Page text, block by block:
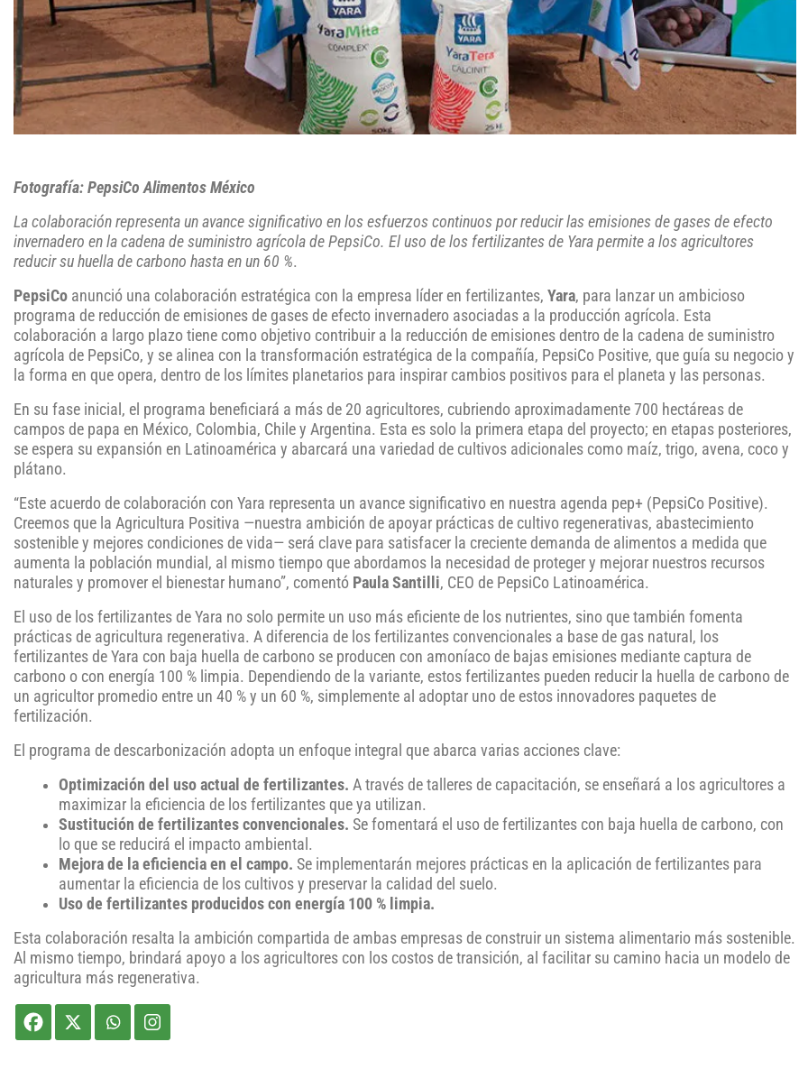
Fotografía: PepsiCo Alimentos México
La colaboración representa un avance significativo en los esfuerzos continuos por reducir las emisiones de gases de efecto
invernadero en la cadena de suministro agrícola de PepsiCo. El uso de los fertilizantes de Yara permite a los agricultores
reducir su huella de carbono hasta en un 60 %.
PepsiCo anunció una colaboración estratégica con la empresa líder en fertilizantes, Yara, para lanzar un ambicioso
programa de reducción de emisiones de gases de efecto invernadero asociadas a la producción agrícola. Esta
colaboración a largo plazo tiene como objetivo contribuir a la reducción de emisiones dentro de la cadena de suministro
agrícola de PepsiCo, y se alinea con la transformación estratégica de la compañía, PepsiCo Positive, que guía su negocio y
la forma en que opera, dentro de los límites planetarios para inspirar cambios positivos para el planeta y las personas.
En su fase inicial, el programa beneficiará a más de 20 agricultores, cubriendo aproximadamente 700 hectáreas de
campos de papa en México, Colombia, Chile y Argentina. Esta es solo la primera etapa del proyecto; en etapas posteriores,
se espera su expansión en Latinoamérica y abarcará una variedad de cultivos adicionales como maíz, trigo, avena, coco y
plátano.
“Este acuerdo de colaboración con Yara representa un avance significativo en nuestra agenda pep+ (PepsiCo Positive).
Creemos que la Agricultura Positiva —nuestra ambición de apoyar prácticas de cultivo regenerativas, abastecimiento
sostenible y mejores condiciones de vida— será clave para satisfacer la creciente demanda de alimentos a medida que
aumenta la población mundial, al mismo tiempo que abordamos la necesidad de proteger y mejorar nuestros recursos
naturales y promover el bienestar humano”, comentó Paula Santilli, CEO de PepsiCo Latinoamérica.
El uso de los fertilizantes de Yara no solo permite un uso más eficiente de los nutrientes, sino que también fomenta
prácticas de agricultura regenerativa. A diferencia de los fertilizantes convencionales a base de gas natural, los
fertilizantes de Yara con baja huella de carbono se producen con amoníaco de bajas emisiones mediante captura de
carbono o con energía 100 % limpia. Dependiendo de la variante, estos fertilizantes pueden reducir la huella de carbono de
un agricultor promedio entre un 40 % y un 60 %, simplemente al adoptar uno de estos innovadores paquetes de
fertilización.
El programa de descarbonización adopta un enfoque integral que abarca varias acciones clave:
Optimización del uso actual de fertilizantes. A través de talleres de capacitación, se enseñará a los agricultores a
maximizar la eficiencia de los fertilizantes que ya utilizan.
Sustitución de fertilizantes convencionales. Se fomentará el uso de fertilizantes con baja huella de carbono, con
lo que se reducirá el impacto ambiental.
Mejora de la eficiencia en el campo. Se implementarán mejores prácticas en la aplicación de fertilizantes para
aumentar la eficiencia de los cultivos y preservar la calidad del suelo.
Uso de fertilizantes producidos con energía 100 % limpia.
Esta colaboración resalta la ambición compartida de ambas empresas de construir un sistema alimentario más sostenible.
Al mismo tiempo, brindará apoyo a los agricultores con los costos de transición, al facilitar su camino hacia un modelo de
agricultura más regenerativa.